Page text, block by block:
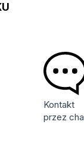
Kontakt
przez